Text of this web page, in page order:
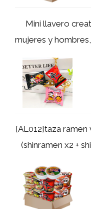
Mini llavero
mujeres y
[AL012]taza ramen
(shinramen x2 +